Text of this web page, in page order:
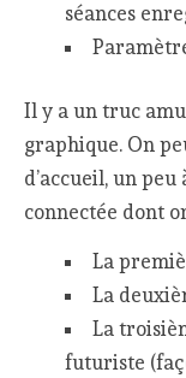
séances
Il y a un truc
graphique. On
d’accueil, un
connectée dont
La
La
La
futuriste